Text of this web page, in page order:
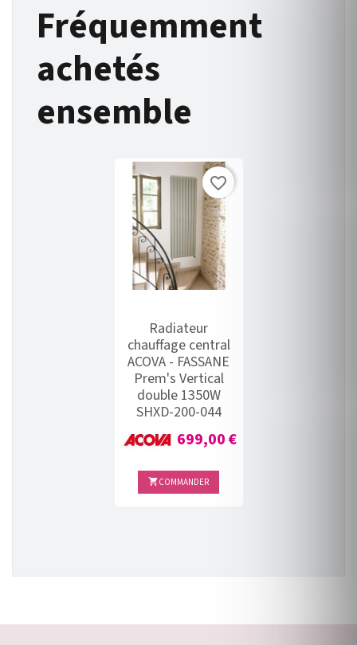
Fréquemment
achetés
ensemble
Radiateur
chauffage central
ACOVA - FASSANE
Prem's Vertical
double 1350W
SHXD-200-044
Prix
699,00 €
COMMANDER
favorite_border